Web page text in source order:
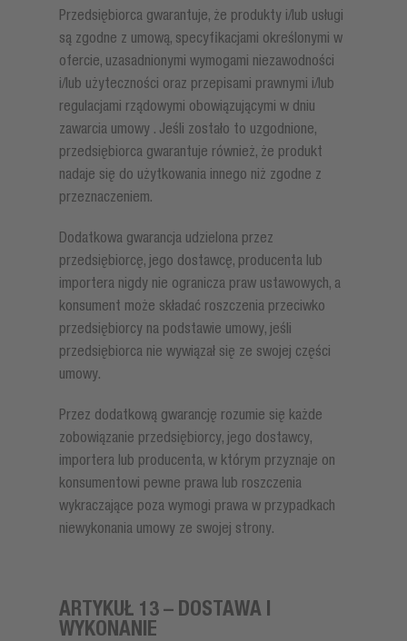
Przedsiębiorca gwarantuje, że produkty i/lub usługi
są zgodne z umową, specyfikacjami określonymi w
ofercie, uzasadnionymi wymogami niezawodności
i/lub użyteczności oraz przepisami prawnymi i/lub
regulacjami rządowymi obowiązującymi w dniu
zawarcia umowy . Jeśli zostało to uzgodnione,
przedsiębiorca gwarantuje również, że produkt
nadaje się do użytkowania innego niż zgodne z
przeznaczeniem.
Dodatkowa gwarancja udzielona przez
przedsiębiorcę, jego dostawcę, producenta lub
importera nigdy nie ogranicza praw ustawowych, a
konsument może składać roszczenia przeciwko
przedsiębiorcy na podstawie umowy, jeśli
przedsiębiorca nie wywiązał się ze swojej części
umowy.
Przez dodatkową gwarancję rozumie się każde
zobowiązanie przedsiębiorcy, jego dostawcy,
importera lub producenta, w którym przyznaje on
konsumentowi pewne prawa lub roszczenia
wykraczające poza wymogi prawa w przypadkach
niewykonania umowy ze swojej strony.
ARTYKUŁ 13 – DOSTAWA I
WYKONANIE